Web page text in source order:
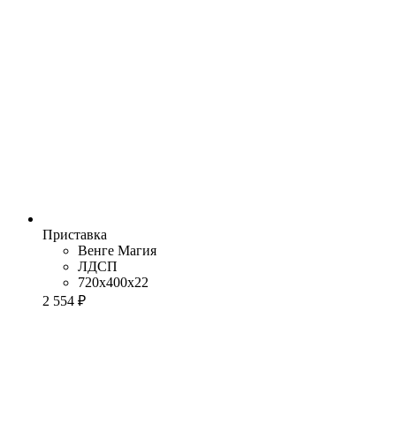
Приставка
Венге Магия
ЛДСП
720x400x22
2 554 ₽